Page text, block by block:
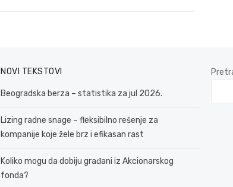
NOVI TEKSTOVI
Beogradska berza – statistika za jul 2026.
Lizing radne snage – fleksibilno rešenje za
kompanije koje žele brz i efikasan rast
Koliko mogu da dobiju građani iz Akcionarskog
fonda?